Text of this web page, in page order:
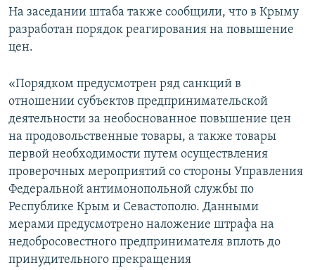
На заседании штаба также сообщили, что в Крыму
разработан порядок реагирования на повышение
цен.
«Порядком предусмотрен ряд санкций в
отношении субъектов предпринимательской
деятельности за необоснованное повышение цен
на продовольственные товары, а также товары
первой необходимости путем осуществления
проверочных мероприятий со стороны Управления
Федеральной антимонопольной службы по
Республике Крым и Севастополю. Данными
мерами предусмотрено наложение штрафа на
недобросовестного предпринимателя вплоть до
принудительного прекращения